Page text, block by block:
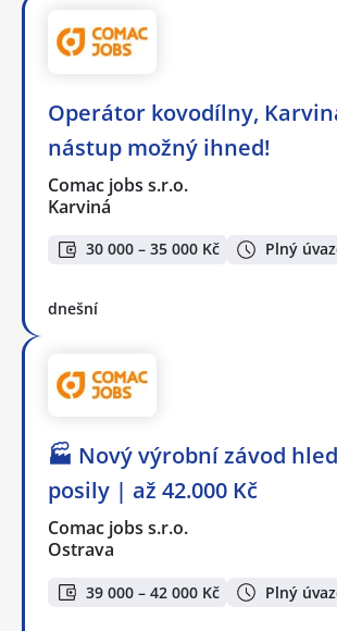
Operátor kovodílny,
nástup možný ihned!
Comac jobs s.r.o.
Karviná
30 000 – 35 000 Kč Plný
dnešní
🏭 Nový výrobní závod
posily | až 42.000 Kč
Comac jobs s.r.o.
Ostrava
39 000 – 42 000 Kč Plný